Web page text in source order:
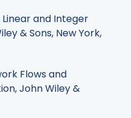
Linear and Integer
& Sons, New York,
Flows and
John Wiley &